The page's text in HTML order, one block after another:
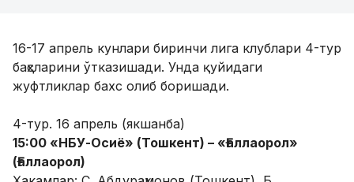
16-17 апрель кунлари биринчи лига клублари 4-тур
баҳсларини ўтказишади. Унда қуйидаги
жуфтликлар бахс олиб боришади.
4-тур. 16 апрель (якшанба)
15:00 «НБУ-Осиё» (Тошкент) – «Ғаллаорол»
(Ғаллаорол)